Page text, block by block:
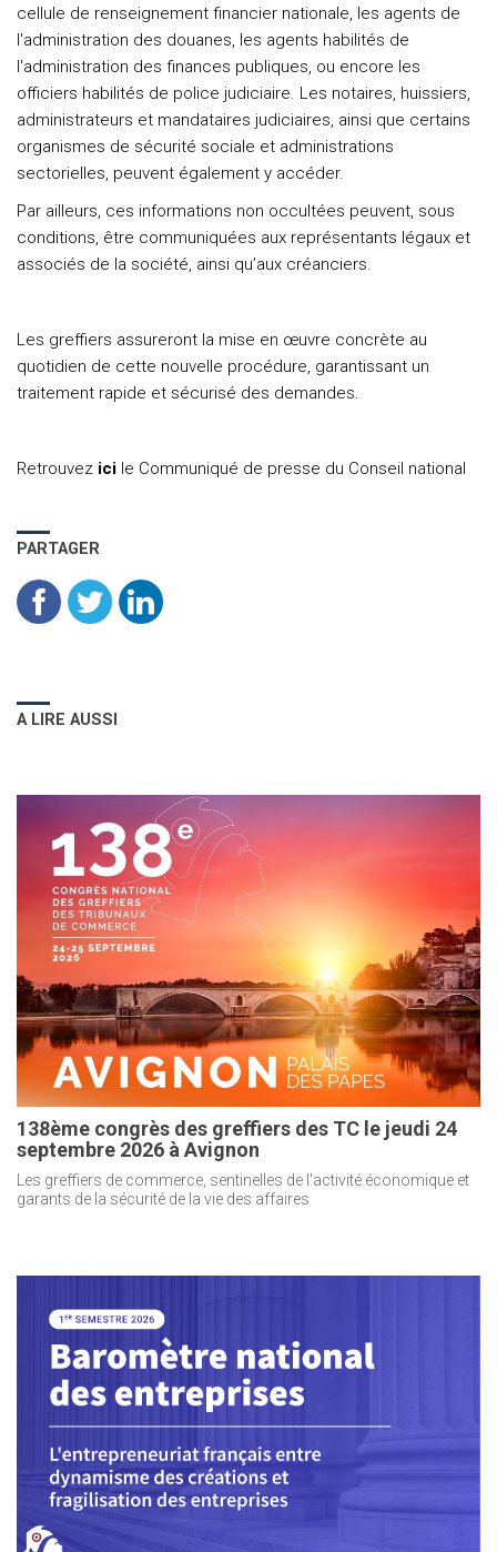
cellule de renseignement financier nationale, les agents de
l'administration des douanes, les agents habilités de
l'administration des finances publiques, ou encore les
officiers habilités de police judiciaire. Les notaires, huissiers,
administrateurs et mandataires judiciaires, ainsi que certains
organismes de sécurité sociale et administrations
sectorielles, peuvent également y accéder.
Par ailleurs, ces informations non occultées peuvent, sous
conditions, être communiquées aux représentants légaux et
associés de la société, ainsi qu’aux créanciers.
Les greffiers assureront la mise en œuvre concrète au
quotidien de cette nouvelle procédure, garantissant un
traitement rapide et sécurisé des demandes.
Retrouvez ici le Communiqué de presse du Conseil national
PARTAGER
A LIRE AUSSI
138ème congrès des greffiers des TC le jeudi 24
septembre 2026 à Avignon
Les greffiers de commerce, sentinelles de l'activité économique et
garants de la sécurité de la vie des affaires